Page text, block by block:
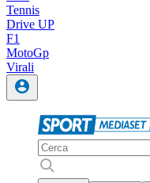
Tennis
Drive UP
F1
MotoGp
Virali